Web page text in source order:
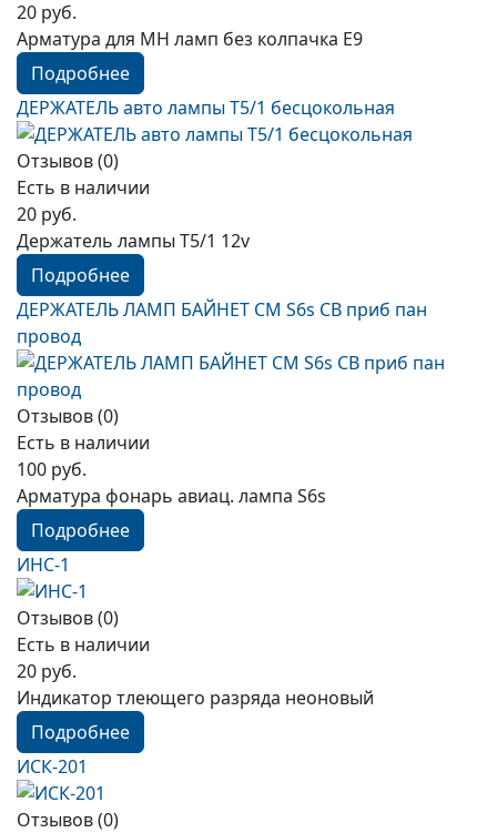
20 руб.
Арматура для МН ламп без колпачка Е9
Подробнее
ДЕРЖАТЕЛЬ авто лампы Т5/1 бесцокольная
Отзывов (0)
Есть в наличии
20 руб.
Держатель лампы Т5/1 12v
Подробнее
ДЕРЖАТЕЛЬ ЛАМП БАЙНЕТ СМ S6s СВ приб пан
провод
Отзывов (0)
Есть в наличии
100 руб.
Арматура фонарь авиац. лампа S6s
Подробнее
ИНС-1
Отзывов (0)
Есть в наличии
20 руб.
Индикатор тлеющего разряда неоновый
Подробнее
ИСК-201
Отзывов (0)